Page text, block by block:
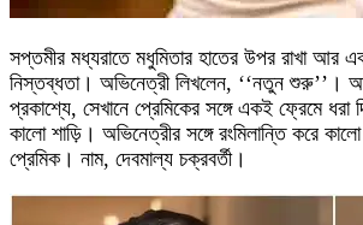
সপ্তমীর মধ্যরাতে মধুমিতার হাতের উপর রাখা আর
নিস্তব্ধতা। অভিনেত্রী লিখলেন, ‘‘নতুন শুরু’’।
প্রকাশ্যে, সেখানে প্রেমিকের সঙ্গে একই ফ্রেমে ধরা
কালো শাড়ি। অভিনেত্রীর সঙ্গে রংমিলান্তি করে কালো
প্রেমিক। নাম, দেবমাল্য চক্রবর্তী।